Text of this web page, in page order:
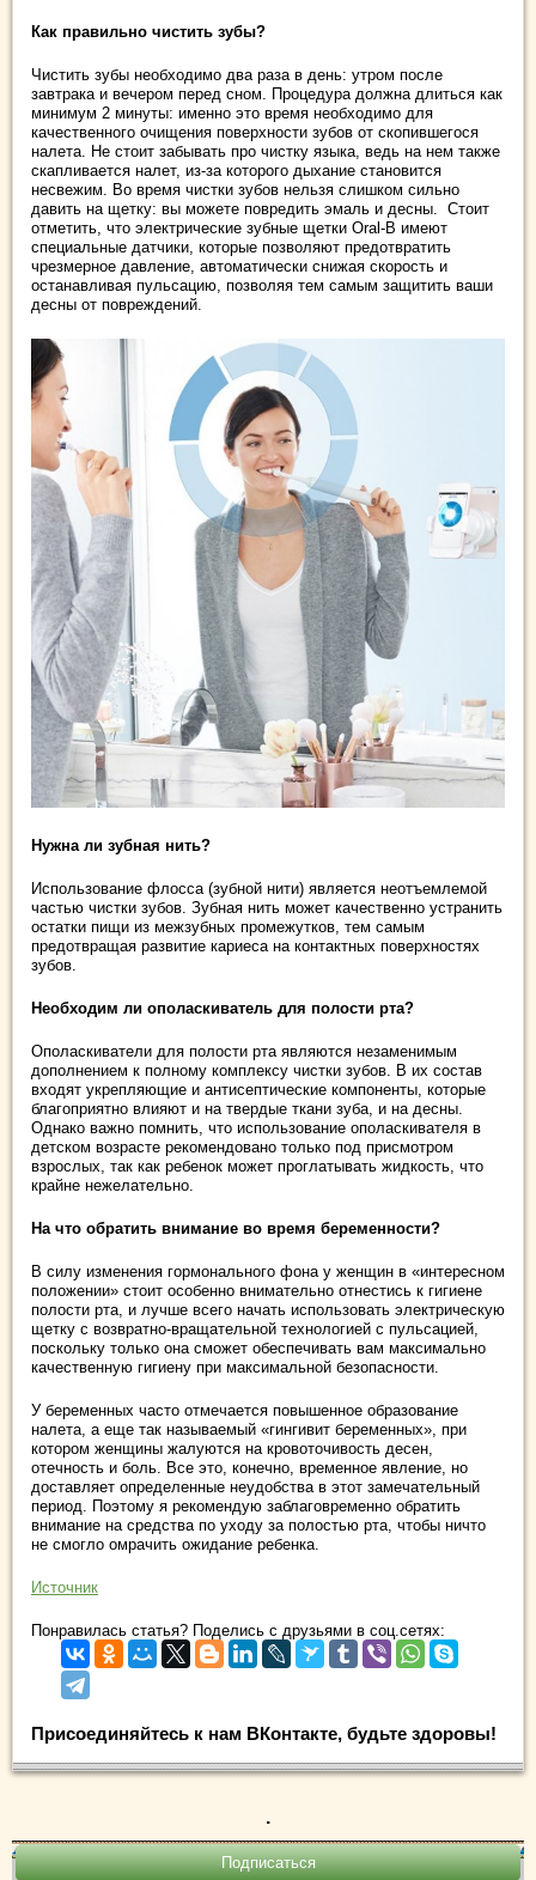
Как правильно чистить зубы?
Чистить зубы необходимо два раза в день: утром после
завтрака и вечером перед сном. Процедура должна длиться как
минимум 2 минуты: именно это время необходимо для
качественного очищения поверхности зубов от скопившегося
налета. Не стоит забывать про чистку языка, ведь на нем также
скапливается налет, из-за которого дыхание становится
несвежим. Во время чистки зубов нельзя слишком сильно
давить на щетку: вы можете повредить эмаль и десны. Стоит
отметить, что электрические зубные щетки Oral-B имеют
специальные датчики, которые позволяют предотвратить
чрезмерное давление, автоматически снижая скорость и
останавливая пульсацию, позволяя тем самым защитить ваши
десны от повреждений.
Нужна ли зубная нить?
Использование флосса (зубной нити) является неотъемлемой
частью чистки зубов. Зубная нить может качественно устранить
остатки пищи из межзубных промежутков, тем самым
предотвращая развитие кариеса на контактных поверхностях
зубов.
Необходим ли ополаскиватель для полости рта?
Ополаскиватели для полости рта являются незаменимым
дополнением к полному комплексу чистки зубов. В их состав
входят укрепляющие и антисептические компоненты, которые
благоприятно влияют и на твердые ткани зуба, и на десны.
Однако важно помнить, что использование ополаскивателя в
детском возрасте рекомендовано только под присмотром
взрослых, так как ребенок может проглатывать жидкость, что
крайне нежелательно.
На что обратить внимание во время беременности?
В силу изменения гормонального фона у женщин в «интересном
положении» стоит особенно внимательно отнестись к гигиене
полости рта, и лучше всего начать использовать электрическую
щетку с возвратно-вращательной технологией с пульсацией,
поскольку только она сможет обеспечивать вам максимально
качественную гигиену при максимальной безопасности.
У беременных часто отмечается повышенное образование
налета, а еще так называемый «гингивит беременных», при
котором женщины жалуются на кровоточивость десен,
отечность и боль. Все это, конечно, временное явление, но
доставляет определенные неудобства в этот замечательный
период. Поэтому я рекомендую заблаговременно обратить
внимание на средства по уходу за полостью рта, чтобы ничто
не смогло омрачить ожидание ребенка.
Источник
Понравилась статья? Поделись с друзьями в соц.сетях:
Присоединяйтесь к нам ВКонтакте, будьте здоровы!
.